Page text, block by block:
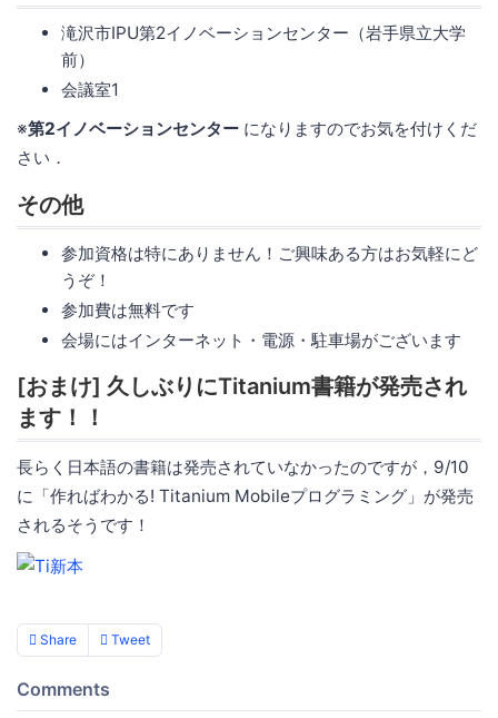
滝沢市IPU第2イノベーションセンター（岩手県立大学
前）
会議室1
※第2イノベーションセンター になりますのでお気を付けくだ
さい．
その他
参加資格は特にありません！ご興味ある方はお気軽にど
うぞ！
参加費は無料です
会場にはインターネット・電源・駐車場がございます
[おまけ] 久しぶりにTitanium書籍が発売され
ます！！
長らく日本語の書籍は発売されていなかったのですが，9/10
に「作ればわかる! Titanium Mobileプログラミング」が発売
されるそうです！
Share Tweet
Comments